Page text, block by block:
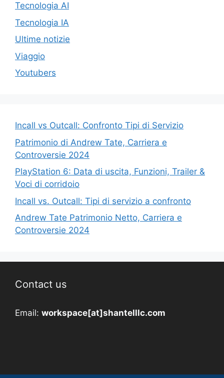
Tecnologia AI
Tecnologia IA
Ultime notizie
Viaggio
Youtubers
Incall vs Outcall: Confronto Tipi di Servizio
Patrimonio di Andrew Tate, Carriera e
Controversie 2024
PlayStation 6: Data di uscita, Funzioni, Trailer &
Voci di corridoio
Incall vs. Outcall: Tipi di servizio a confronto
Andrew Tate Patrimonio Netto, Carriera e
Controversie 2024
Contact us
Email: workspace[at]shantelllc.com